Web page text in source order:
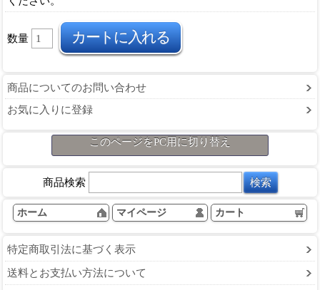
数量
商品についてのお問い合わせ
お気に入りに登録
このページをPC用に切り替え
商品検索
ホーム マイページ カート
特定商取引法に基づく表示
送料とお支払い方法について